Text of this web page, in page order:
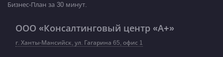
Бизнес-План за 30 минут.
ООО «Консалтинговый центр «А+»
г. Ханты-Мансийск, ул. Гагарина 65, офис 1